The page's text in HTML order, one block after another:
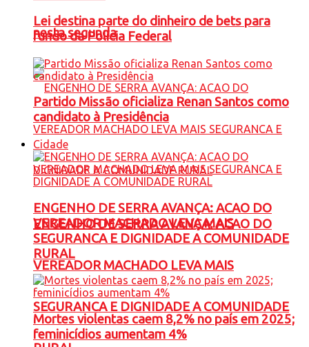
nesta segunda
ENGENHO DE SERRA AVANÇA: ACAO DO
VEREADOR MACHADO LEVA MAIS
SEGURANCA E DIGNIDADE A COMUNIDADE
Lei destina parte do dinheiro de bets para
fundo da Polícia Federal
Partido Missão oficializa Renan Santos como
candidato à Presidência
Cidade
ENGENHO DE SERRA AVANÇA: ACAO DO
VEREADOR MACHADO LEVA MAIS
SEGURANCA E DIGNIDADE A COMUNIDADE
RURAL
Mortes violentas caem 8,2% no país em 2025;
feminicídios aumentam 4%